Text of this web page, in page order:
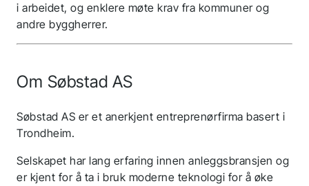
i arbeidet, og enklere møte krav fra kommuner og
andre byggherrer.
Om Søbstad AS
Søbstad AS er et anerkjent entreprenørfirma basert i
Trondheim.
Selskapet har lang erfaring innen anleggsbransjen og
er kjent for å ta i bruk moderne teknologi for å øke